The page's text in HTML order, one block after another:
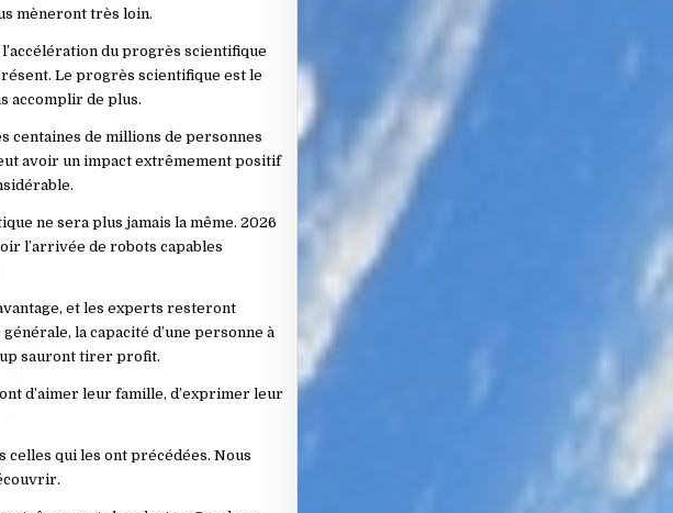
mèneront très loin.
du progrès scientifique
Le progrès scientifique est le
accomplir de plus.
centaines de millions de personnes
avoir un impact extrêmement positif
ne sera plus jamais la même. 2026
l’arrivée de robots capables
et les experts resteront
la capacité d’une personne à
sauront tirer profit.
d’aimer leur famille, d’exprimer leur
qui les ont précédées. Nous